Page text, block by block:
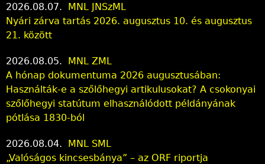
2026.08.07.
MNL JNSzML
Nyári zárva tartás 2026. augusztus 10. és augusztus
21. között
2026.08.05.
MNL ZML
A hónap dokumentuma 2026 augusztusában:
Használták-e a szőlőhegyi artikulusokat? A csokonyai
szőlőhegyi statútum elhasználódott példányának
pótlása 1830-ból
2026.08.04.
MNL SML
„Valóságos kincsesbánya” – az ORF riportja